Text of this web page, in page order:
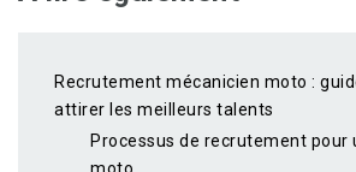
Recrutement mécanicien moto :
attirer les meilleurs talents
Processus de recrutement pour